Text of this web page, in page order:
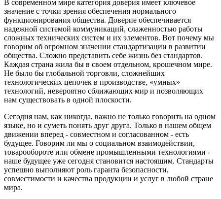
В современном мире категория доверия имеет ключевое
значение с точки зрения обеспечения нормального
функционирования общества. Доверие обеспечивается
надежной системой коммуникаций, слаженностью работы
сложных технических систем и их элементов. Вот почему мы
говорим об огромном значении стандартизации в развитии
общества. Сложно представить себе жизнь без стандартов.
Каждая страна жила бы в своем отдельном, крошечном мире.
Не было бы глобальной торговли, сложнейших
технологических цепочек в производстве, «умных»
технологий, невероятно сближающих мир и позволяющих
нам существовать в одной плоскости.
Сегодня нам, как никогда, важно не только говорить на одном
языке, но и суметь понять друг друга. Только в нашем общем
движении вперед - совместном и согласованном - есть
будущее. Говорим ли мы о социальном взаимодействии,
товарообороте или обмене промышленными технологиями -
наше будущее уже сегодня становится настоящим. Стандарты
успешно выполняют роль гаранта безопасности,
совместимости и качества продукции и услуг в любой стране
мира.